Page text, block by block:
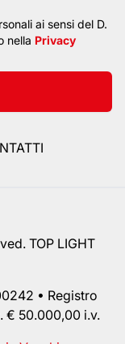
ai sensi del D.
nella Privacy
TOP LIGHT
• Registro
€ 50.000,00 i.v.